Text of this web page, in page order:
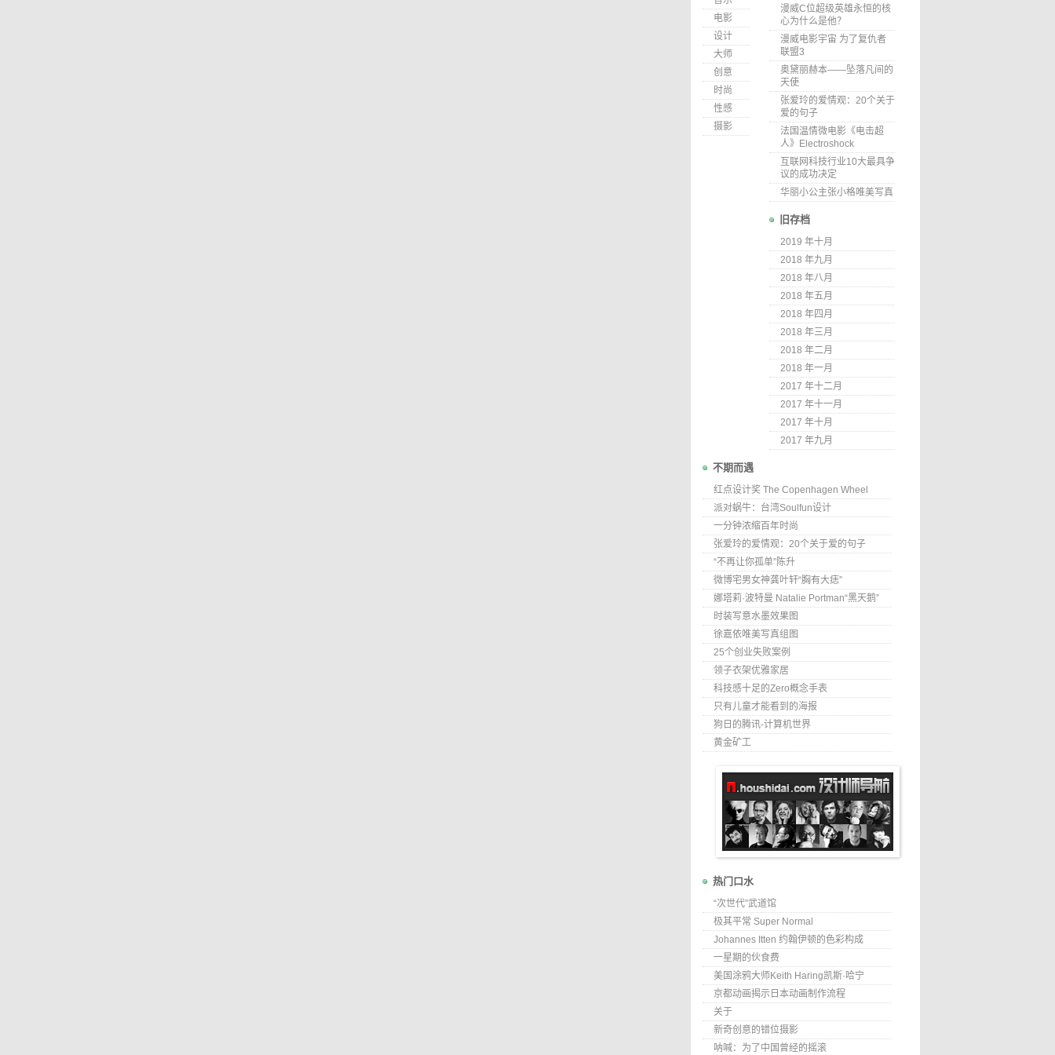
电影
设计
大师
创意
时尚
性感
摄影
漫威C位超级英雄永恒的核
心为什么是他？
漫威电影宇宙 为了复仇者
联盟3
奥黛丽赫本——坠落凡间的
天使
张爱玲的爱情观：20个关于
爱的句子
法国温情微电影《电击超
人》Electroshock
互联网科技行业10大最具争
议的成功决定
华丽小公主张小格唯美写真
旧存档
2019 年十月
2018 年九月
2018 年八月
2018 年五月
2018 年四月
2018 年三月
2018 年二月
2018 年一月
2017 年十二月
2017 年十一月
2017 年十月
2017 年九月
不期而遇
红点设计奖 The Copenhagen Wheel
派对蜗牛：台湾Soulfun设计
一分钟浓缩百年时尚
张爱玲的爱情观：20个关于爱的句子
“不再让你孤单”陈升
微博宅男女神龚叶轩“胸有大痣”
娜塔莉·波特曼 Natalie Portman“黑天鹅”
时装写意水墨效果图
徐嘉依唯美写真组图
25个创业失败案例
领子衣架优雅家居
科技感十足的Zero概念手表
只有儿童才能看到的海报
狗日的腾讯-计算机世界
黄金矿工
热门口水
“次世代”武道馆
极其平常 Super Normal
Johannes Itten 约翰伊顿的色彩构成
一星期的伙食费
美国涂鸦大师Keith Haring凯斯·哈宁
京都动画揭示日本动画制作流程
关于
新奇创意的错位摄影
呐喊：为了中国曾经的摇滚